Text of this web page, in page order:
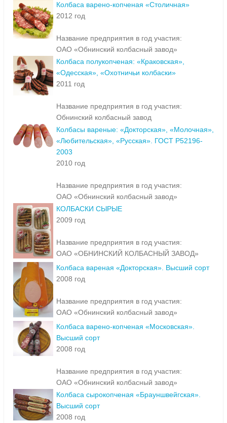
Колбаса варено-копченая «Столичная»
2012 год
Название предприятия в год участия:
ОАО «Обнинский колбасный завод»
Колбаса полукопченая: «Краковская»,
«Одесская», «Охотничьи колбаски»
2011 год
Название предприятия в год участия:
Обнинский колбасный завод
Колбасы вареные: «Докторская», «Молочная»,
«Любительская», «Русская». ГОСТ Р52196-
2003
2010 год
Название предприятия в год участия:
ОАО «Обнинский колбасный завод»
КОЛБАСКИ СЫРЫЕ
2009 год
Название предприятия в год участия:
ОАО «ОБНИНСКИЙ КОЛБАСНЫЙ ЗАВОД»
Колбаса вареная «Докторская». Высший сорт
2008 год
Название предприятия в год участия:
ОАО «Обнинский колбасный завод»
Колбаса варено-копченая «Московская».
Высший сорт
2008 год
Название предприятия в год участия:
ОАО «Обнинский колбасный завод»
Колбаса сырокопченая «Брауншвейгская».
Высший сорт
2008 год